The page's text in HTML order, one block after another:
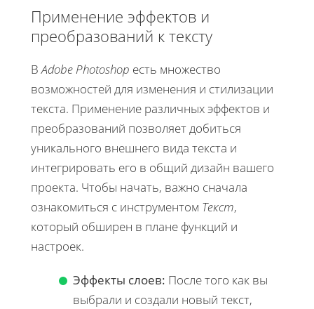
Применение эффектов и
преобразований к тексту
ВAdobe Photoshop есть множество
возможностей для изменения и стилизации
текста. Применение различных эффектов и
преобразований позволяет добиться
уникального внешнего вида текста и
интегрировать его в общий дизайн вашего
проекта. Чтобы начать, важно сначала
ознакомиться с инструментом Текст,
который обширен в плане функций и
настроек.
Эффекты слоев: После того как вы
выбрали и создали новый текст,